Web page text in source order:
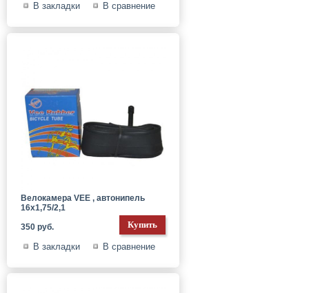
В закладки В сравнение
Велокамера VEE , автонипель
16x1,75/2,1
350 руб.
В закладки В сравнение